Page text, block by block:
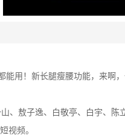
能用！新长腿瘦腰功能，来啊
、敖子逸、白敬亭、白宇、
视频。